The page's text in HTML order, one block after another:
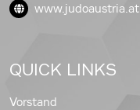
www.judoaustria.at
QUICK LINKS
Vorstand